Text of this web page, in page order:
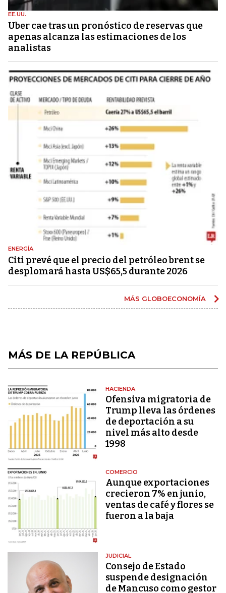
EE.UU.
Uber cae tras un pronóstico de reservas que
apenas alcanza las estimaciones de los
analistas
ENERGÍA
Citi prevé que el precio del petróleo brent se
desplomará hasta US$65,5 durante 2026
MÁS GLOBOECONOMÍA
MÁS DE LA REPÚBLICA
HACIENDA
Ofensiva migratoria de
Trump lleva las órdenes
de deportación a su
nivel más alto desde
1998
COMERCIO
Aunque exportaciones
crecieron 7% en junio,
ventas de café y flores se
fueron a la baja
JUDICIAL
Consejo de Estado
suspende designación
de Mancuso como gestor